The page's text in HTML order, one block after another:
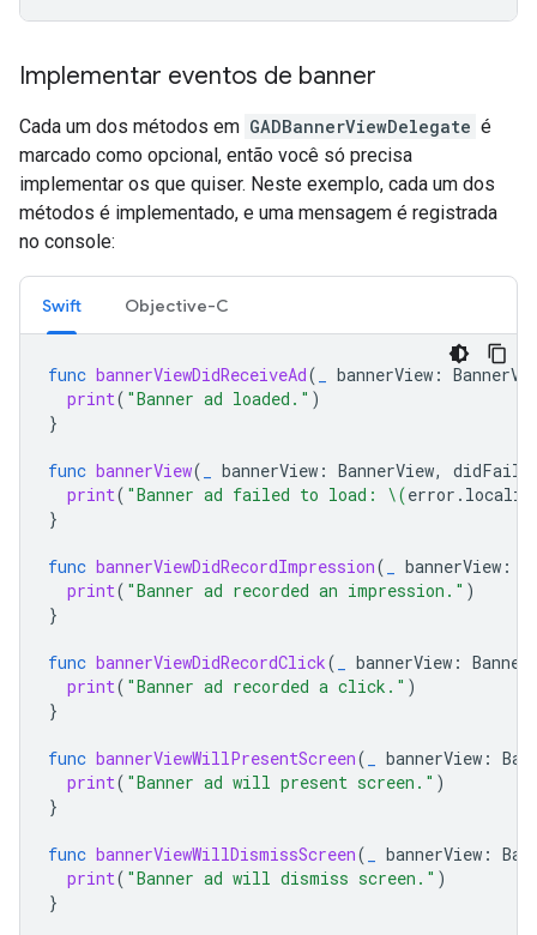
Implementar eventos de banner
Cada um dos métodos em GADBannerViewDelegate é
marcado como opcional, então você só precisa
implementar os que quiser. Neste exemplo, cada um dos
métodos é implementado, e uma mensagem é registrada
no console:
Swift Objective-C
func bannerViewDidReceiveAd( bannerView :
print( "Banner ad loaded." )
}
func bannerView( bannerView : BannerView,
print( "Banner ad failed to load: \(error .
}
func bannerViewDidRecordImpression( bannerView :
print( "Banner ad recorded an impression." )
}
func bannerViewDidRecordClick( bannerView :
print( "Banner ad recorded a click." )
}
func bannerViewWillPresentScreen( bannerView :
print( "Banner ad will present screen." )
}
func bannerViewWillDismissScreen( bannerView :
print( "Banner ad will dismiss screen." )
}